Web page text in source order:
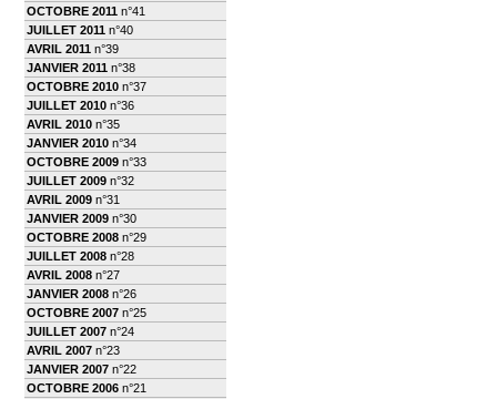
OCTOBRE 2011 n°41
JUILLET 2011 n°40
AVRIL 2011 n°39
JANVIER 2011 n°38
OCTOBRE 2010 n°37
JUILLET 2010 n°36
AVRIL 2010 n°35
JANVIER 2010 n°34
OCTOBRE 2009 n°33
JUILLET 2009 n°32
AVRIL 2009 n°31
JANVIER 2009 n°30
OCTOBRE 2008 n°29
JUILLET 2008 n°28
AVRIL 2008 n°27
JANVIER 2008 n°26
OCTOBRE 2007 n°25
JUILLET 2007 n°24
AVRIL 2007 n°23
JANVIER 2007 n°22
OCTOBRE 2006 n°21